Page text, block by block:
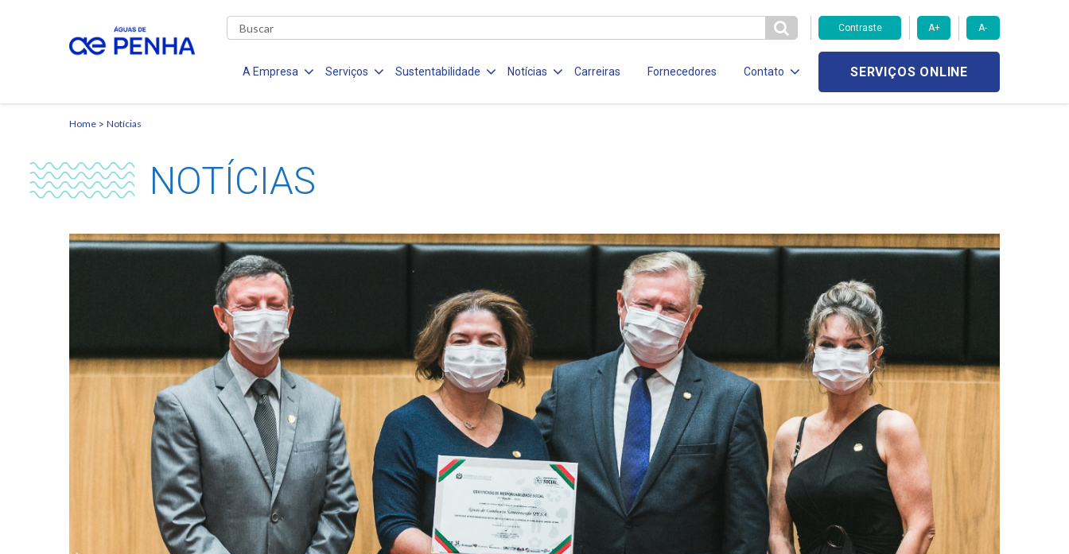
Contraste A+ A-
A Empresa Serviços Sustentabilidade Notícias Carreiras Fornecedores Contato SERVIÇOS ONLINE
Home Notícias
NOTÍCIAS